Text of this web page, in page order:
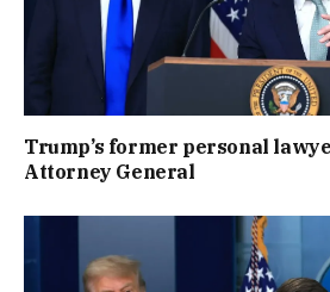
Trump’s former personal
Attorney General